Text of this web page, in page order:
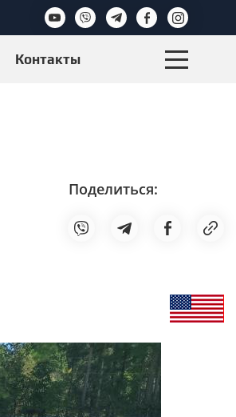
Контакты
Поделиться: